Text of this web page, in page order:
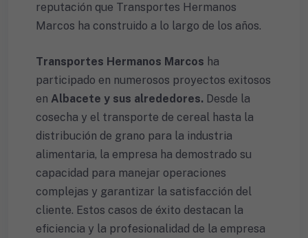
reputación que Transportes Hermanos
Marcos ha construido a lo largo de los años.
Transportes Hermanos Marcos ha
participado en numerosos proyectos exitosos
en Albacete y sus alrededores. Desde la
cosecha y el transporte de cereal hasta la
distribución de grano para la industria
alimentaria, la empresa ha demostrado su
capacidad para manejar operaciones
complejas y garantizar la satisfacción del
cliente. Estos casos de éxito destacan la
eficiencia y la profesionalidad de la empresa